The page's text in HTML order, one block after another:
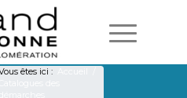
êtes ici :